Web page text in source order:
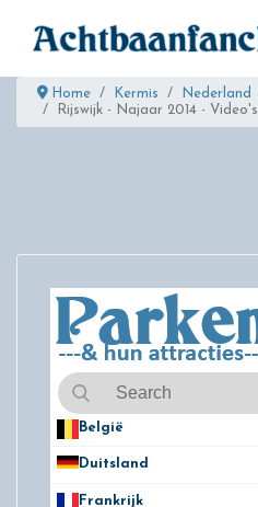
Home Kermis Nederland
Rijswijk - Najaar 2014 - Video's
België
Duitsland
Frankrijk